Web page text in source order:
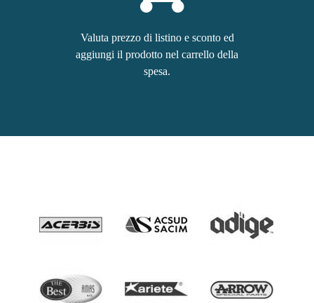
Valuta prezzo di listino e sconto ed
aggiungi il prodotto nel carrello della
spesa.